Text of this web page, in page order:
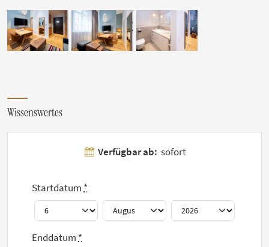
Wissenswertes
Waschmaschine mit Trockenfuntion
inklusive Nutzung des Fitnessraumes
Verfügbar ab: sofort
Startdatum*
Enddatum*